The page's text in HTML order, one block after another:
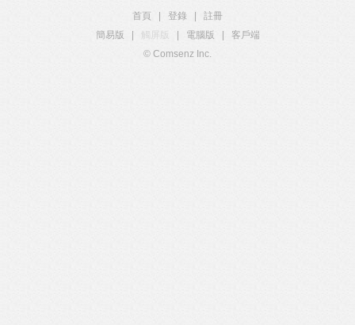
首頁 登錄
註冊
簡易版
觸屏版 電腦版
客戶端
© Comsenz Inc.